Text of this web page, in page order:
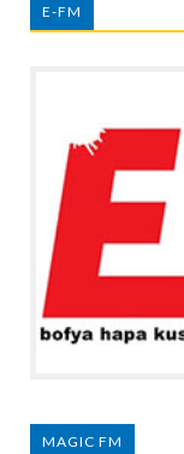
E-FM
MAGIC FM